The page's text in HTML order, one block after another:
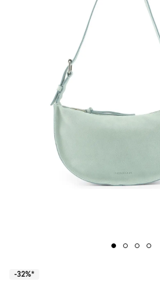
-32%*